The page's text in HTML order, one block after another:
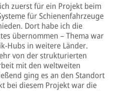
zuerst für ein Projekt beim
für Schienenfahrzeuge
Dort habe ich die
übernommen – Thema war
Hubs in weitere Länder.
von der strukturierten
mit den weltweiten
ging es an den Standort
bei diesem Projekt war die